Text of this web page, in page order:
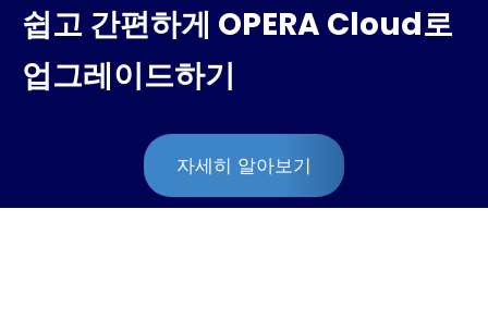
쉽고 간편하게 OPERA Cloud로
업그레이드하기
자세히 알아보기